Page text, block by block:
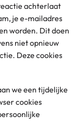
achterlaat
je e-mailadres
worden. Dit doen
niet opnieuw
Deze cookies
we een tijdelijke
cookies